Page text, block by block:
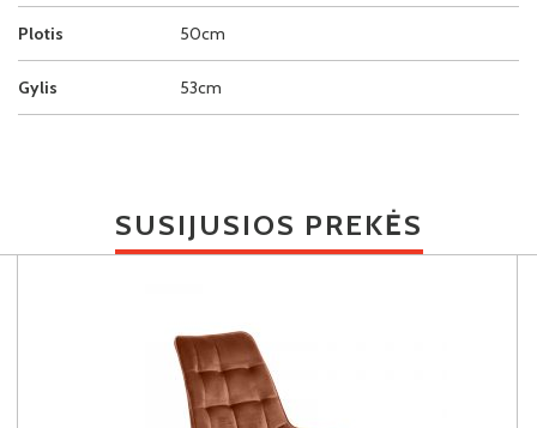
Plotis 50cm
Gylis 53cm
SUSIJUSIOS PREKĖS